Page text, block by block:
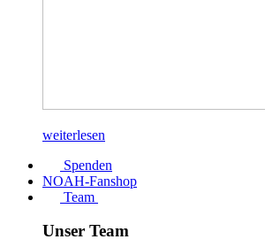
weiterlesen
Spenden
NOAH-Fanshop
Team
Unser Team